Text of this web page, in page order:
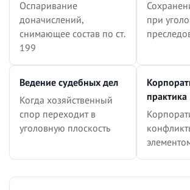
Оспаривание
доначислений,
снимающее состав по ст.
199
при
Ведение судебных дел
Когда хозяйственный
спор переходит в
уголовную плоскость
практика